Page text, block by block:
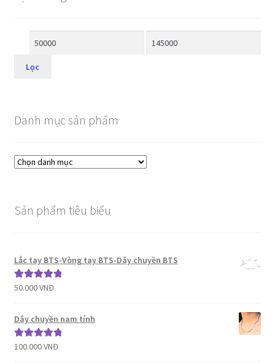
Lọc
Danh mục sản phẩm
Sản phẩm tiêu biểu
Lắc tay BTS-Vòng tay BTS-Dây chuyền BTS
Được xếp
sao
50.000VNĐ
Dây chuyền nam tính
Được xếp
100.000VNĐ